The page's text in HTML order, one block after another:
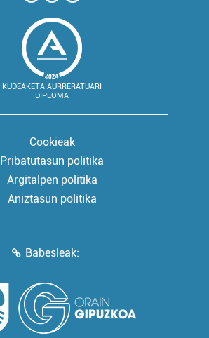
KUDEAKETA AURRERATUARI
DIPLOMA
Cookieak
Pribatutasun politika
Argitalpen politika
Aniztasun politika
Babesleak: